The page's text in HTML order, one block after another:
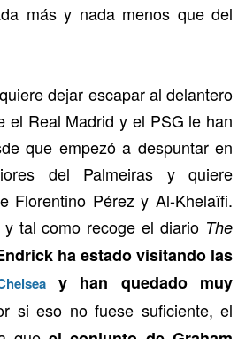
más y nada menos que del
dejar escapar al delantero
el Real Madrid y el PSG le han
que empezó a despuntar en
del Palmeiras y quiere
Florentino Pérez y Al-Khelaïfi.
tal como recoge el diario The
ha estado visitando las
y han quedado muy
si eso no fuese suficiente, el